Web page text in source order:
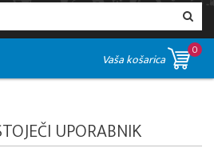
Vaša košarica
0
UPORABNIK